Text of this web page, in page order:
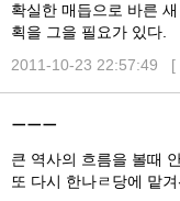
확실한 매듭으로 바른
획을 그을 필요가 있다.
2011-10-23 22:57:49 [
ㅡㅡㅡ
큰 역사의 흐름을 볼때
또 다시 한나ㄹ당에 맡